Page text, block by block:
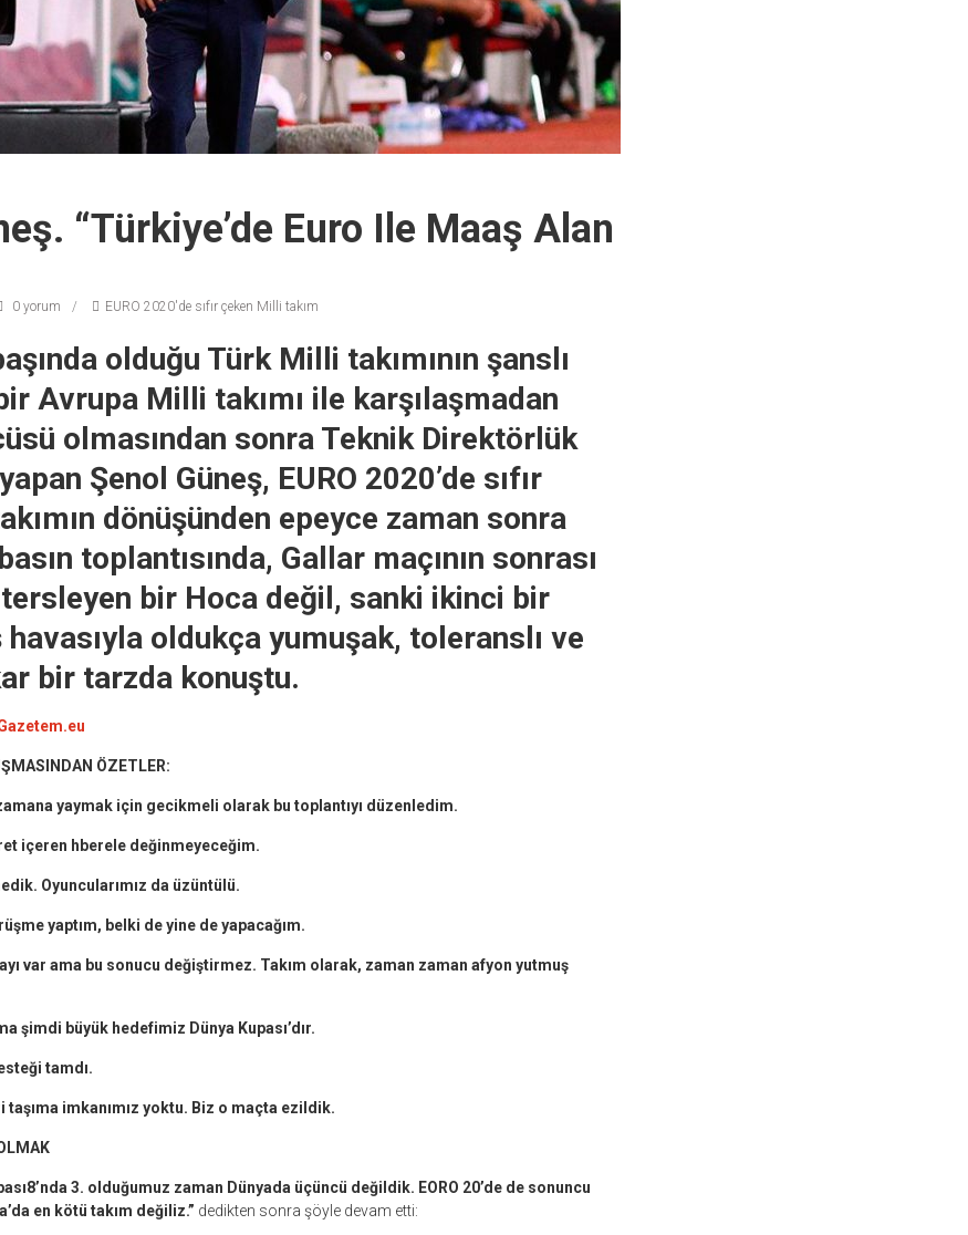
“Türkiye’de Euro Ile Maaş Alan
0 yorum EURO 2020'de sıfır çeken Milli takım
olduğu Türk Milli takımının şanslı
Avrupa Milli takımı ile karşılaşmadan
olmasından sonra Teknik Direktörlük
Şenol Güneş, EURO 2020’de sıfır
dönüşünden epeyce zaman sonra
toplantısında, Gallar maçının sonrası
bir Hoca değil, sanki ikinci bir
havasıyla oldukça yumuşak, toleranslı ve
bir tarzda konuştu.
ÖZETLER:
yaymak için gecikmeli olarak bu toplantıyı düzenledim.
içeren hberele değinmeyeceğim.
Oyuncularımız da üzüntülü.
yaptım, belki de yine de yapacağım.
var ama bu sonucu değiştirmez. Takım olarak, zaman zaman afyon yutmuş
şimdi büyük hedefimiz Dünya Kupası’dır.
tamdı.
taşıma imkanımız yoktu. Biz o maçta ezildik.
3. olduğumuz zaman Dünyada üçüncü değildik. EORO 20’de de sonuncu
en kötü takım değiliz.” dedikten sonra şöyle devam etti: